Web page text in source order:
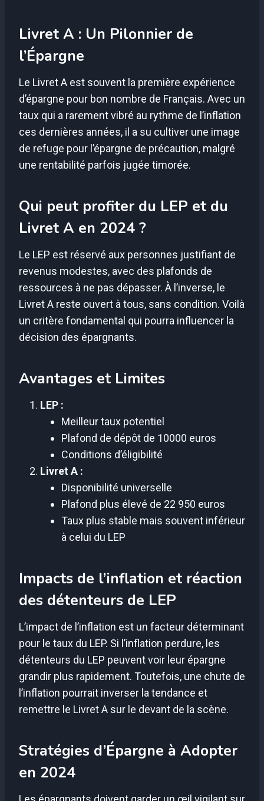
Livret A : Un Pilonnier de
l’Épargne
Le Livret A est souvent la première expérience
d’épargne pour bon nombre de Français. Avec un
taux qui a rarement vibré au rythme de l’inflation
ces dernières années, il a su cultiver une image
de refuge pour l’épargne de précaution, malgré
une rentabilité parfois jugée timorée.
Qui peut profiter du LEP et du
Livret A en 2024 ?
Le LEP est réservé aux personnes justifiant de
revenus modestes, avec des plafonds de
ressources à ne pas dépasser. À l’inverse, le
Livret A reste ouvert à tous, sans condition. Voilà
un critère fondamental qui pourra influencer la
décision des épargnants.
Avantages et Limites
LEP :
Meilleur taux potentiel
Plafond de dépôt de 10000 euros
Conditions d’éligibilité
Livret A :
Disponibilité universelle
Plafond plus élevé de 22 950 euros
Taux plus stable mais souvent inférieur
à celui du LEP
Impacts de l’inflation et réaction
des détenteurs de LEP
L’impact de l’inflation est un facteur déterminant
pour le taux du LEP. Si l’inflation perdure, les
détenteurs du LEP peuvent voir leur épargne
grandir plus rapidement. Toutefois, une chute de
l’inflation pourrait inverser la tendance et
remettre le Livret A sur le devant de la scène.
Stratégies d’Épargne à Adopter
en 2024